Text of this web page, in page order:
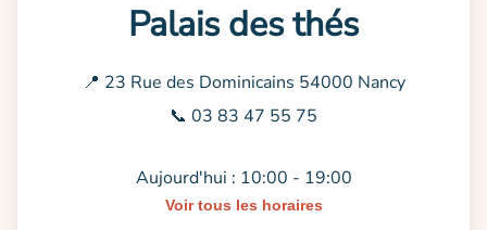
Palais des thés
📍 23 Rue des Dominicains 54000 Nancy
📞 03 83 47 55 75
Aujourd'hui : 10:00 - 19:00
Voir tous les horaires